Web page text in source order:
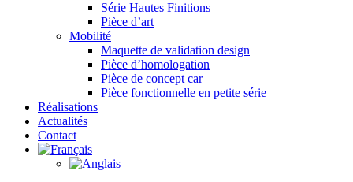
Série Hautes Finitions
Pièce d’art
Mobilité
Maquette de validation design
Pièce d’homologation
Pièce de concept car
Pièce fonctionnelle en petite série
Réalisations
Actualités
Contact